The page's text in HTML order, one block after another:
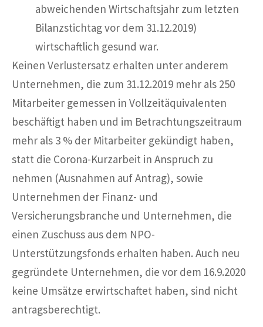
abweichenden Wirtschaftsjahr zum letzten
Bilanzstichtag vor dem 31.12.2019)
wirtschaftlich gesund war.
Keinen Verlustersatz erhalten unter anderem
Unternehmen, die zum 31.12.2019 mehr als 250
Mitarbeiter gemessen in Vollzeitäquivalenten
beschäftigt haben und im Betrachtungszeitraum
mehr als 3 % der Mitarbeiter gekündigt haben,
statt die Corona-Kurzarbeit in Anspruch zu
nehmen (Ausnahmen auf Antrag), sowie
Unternehmen der Finanz- und
Versicherungsbranche und Unternehmen, die
einen Zuschuss aus dem NPO-
Unterstützungsfonds erhalten haben. Auch neu
gegründete Unternehmen, die vor dem 16.9.2020
keine Umsätze erwirtschaftet haben, sind nicht
antragsberechtigt.